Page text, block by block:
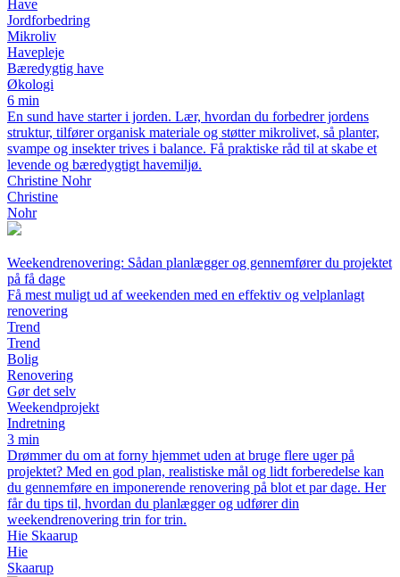
Have
Jordforbedring
Mikroliv
Havepleje
Bæredygtig have
Økologi
6 min
En sund have starter i jorden. Lær, hvordan du forbedrer jordens
struktur, tilfører organisk materiale og støtter mikrolivet, så planter,
svampe og insekter trives i balance. Få praktiske råd til at skabe et
levende og bæredygtigt havemiljø.
Christine Nohr
Christine
Nohr
Weekendrenovering: Sådan planlægger og gennemfører du projektet
på få dage
Få mest muligt ud af weekenden med en effektiv og velplanlagt
renovering
Trend
Trend
Bolig
Renovering
Gør det selv
Weekendprojekt
Indretning
3 min
Drømmer du om at forny hjemmet uden at bruge flere uger på
projektet? Med en god plan, realistiske mål og lidt forberedelse kan
du gennemføre en imponerende renovering på blot et par dage. Her
får du tips til, hvordan du planlægger og udfører din
weekendrenovering trin for trin.
Hie Skaarup
Hie
Skaarup